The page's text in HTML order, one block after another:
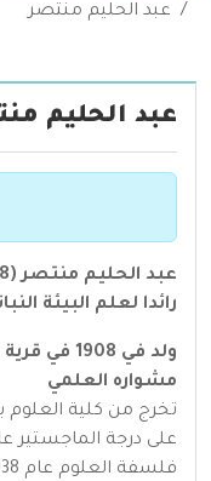
عبد الحليم منتصر
عبد الحليم
رائدا لعلم البيئة
ولد في 1908 في قرية الغوابين مركز فارسكور دمياط.
مشواره العلمي